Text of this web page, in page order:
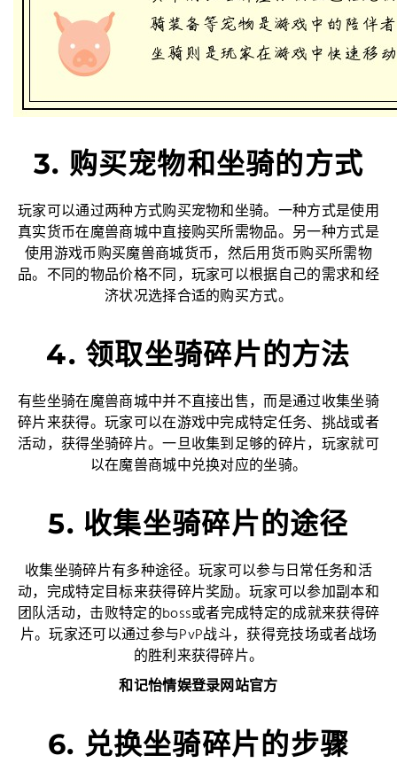
3. 购买宠物和坐骑的方式
玩家可以通过两种方式购买宠物和坐骑。一种方式是使用
真实货币在魔兽商城中直接购买所需物品。另一种方式是
使用游戏币购买魔兽商城货币，然后用货币购买所需物
品。不同的物品价格不同，玩家可以根据自己的需求和经
济状况选择合适的购买方式。
4. 领取坐骑碎片的方法
有些坐骑在魔兽商城中并不直接出售，而是通过收集坐骑
碎片来获得。玩家可以在游戏中完成特定任务、挑战或者
活动，获得坐骑碎片。一旦收集到足够的碎片，玩家就可
以在魔兽商城中兑换对应的坐骑。
5. 收集坐骑碎片的途径
收集坐骑碎片有多种途径。玩家可以参与日常任务和活
动，完成特定目标来获得碎片奖励。玩家可以参加副本和
团队活动，击败特定的boss或者完成特定的成就来获得碎
片。玩家还可以通过参与PvP战斗，获得竞技场或者战场
的胜利来获得碎片。
和记怡情娱登录网站官方
6. 兑换坐骑碎片的步骤